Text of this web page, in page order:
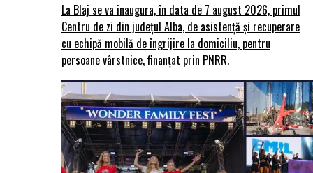
La Blaj se va inaugura, în data de 7 august 2026, primul
Centru de zi din județul Alba, de asistență și recuperare
cu echipă mobilă de îngrijire la domiciliu, pentru
persoane vârstnice, finanțat prin PNRR.